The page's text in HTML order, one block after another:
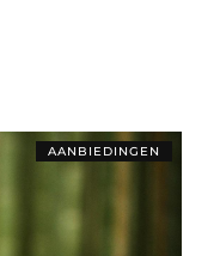
AANBIEDINGEN